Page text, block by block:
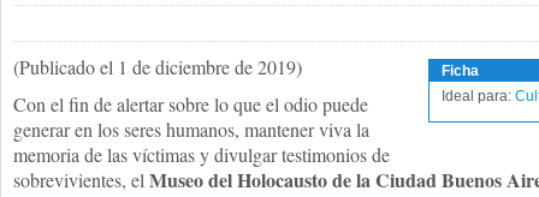
Ficha
Ideal para:
(Publicado el 1 de diciembre de 2019)
Con el fin de alertar sobre lo que el odio puede
generar en los seres humanos, mantener viva la
memoria de las víctimas y divulgar testimonios de
sobrevivientes, el Museo del Holocausto de la Ciudad Buenos